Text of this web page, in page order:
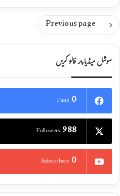
Previous page
سوشل میڈیا پر فالو کریں
0
Fans
988
Followers
0
Subscribers